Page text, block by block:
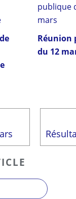
Réunion
du 12